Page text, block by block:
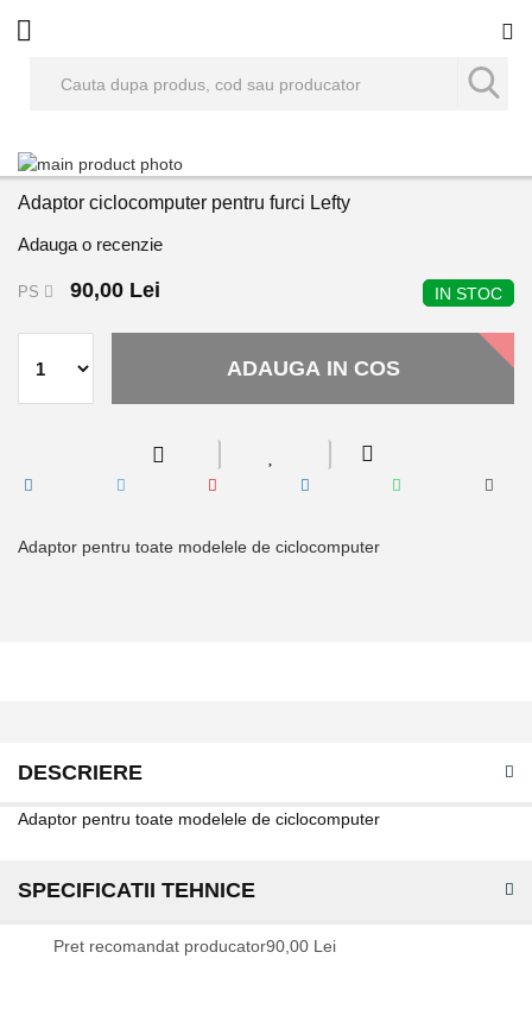
Skip
the
end
the
to
the
beginning
of
Adaptor ciclocomputer pentru furci Lefty
Adauga o recenzie
IN STOC
PS 90,00 Lei
ADAUGA IN COS
Adaptor pentru toate modelele de ciclocomputer
DESCRIERE
Adaptor pentru toate modelele de ciclocomputer
SPECIFICATII TEHNICE
Pret recomandat producator90,00 Lei